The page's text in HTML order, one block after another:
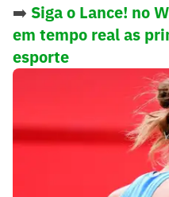
➡️ Siga o Lance! no
em tempo real as
esporte